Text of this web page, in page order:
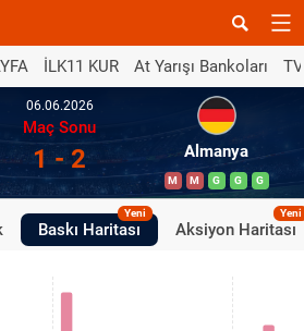
İLK11 KUR At Yarışı Bankoları
06.06.2026
Maç Sonu
1 - 2 Almanya
M M G G G
Baskı Haritası
Yeni
Aksiyon Haritası
Yeni